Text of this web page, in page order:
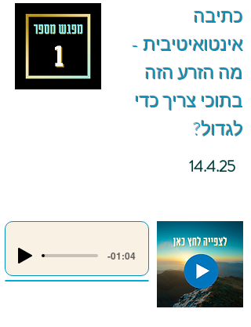
כתיבה
אינטואיטיבית -
מה הזרע הזה
בתוכי צריך כדי
לגדול?
14.4.25
-01:04